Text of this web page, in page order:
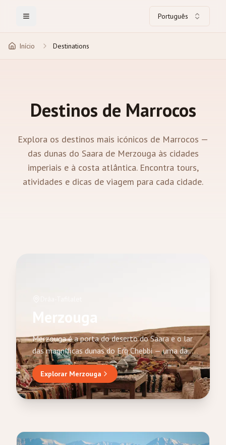
Toggle Menu Português
Início Destinations
Destinos de Marrocos
Explora os destinos mais icónicos de Marrocos —
das dunas do Saara de Merzouga às cidades
imperiais e à costa atlântica. Encontra tours,
atividades e dicas de viagem para cada cidade.
Merzouga
Merzouga é a porta do deserto do Saara e o lar
das magníficas dunas do Erg Chebbi — uma das
paisagens mais icónicas de Marrocos. Elevando-
se até 150 metros, estas dunas douradas são o
ponto central de toda aventura desértica:
passeios de camelo ao pôr do sol, noites em
areia.
Explorar Merzouga